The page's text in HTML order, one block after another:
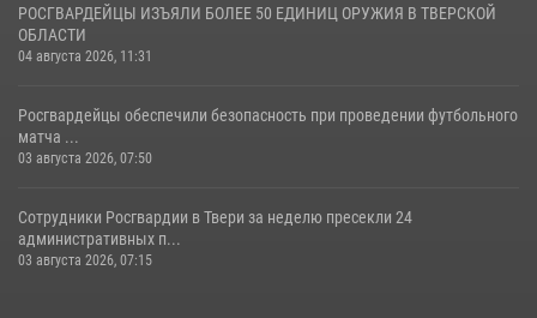
РОСГВАРДЕЙЦЫ ИЗЪЯЛИ БОЛЕЕ 50 ЕДИНИЦ ОРУЖИЯ В ТВЕРСКОЙ
ОБЛАСТИ
04 августа 2026, 11:31
Росгвардейцы обеспечили безопасность при проведении футбольного
матча ...
03 августа 2026, 07:50
Сотрудники Росгвардии в Твери за неделю пресекли 24
административных п...
03 августа 2026, 07:15